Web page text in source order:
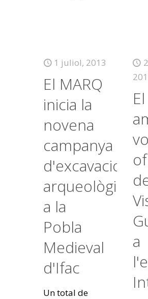
1 juliol, 2013
El MARQ
inicia la
novena
campanya
d'excavacions
a la
Pobla
Medieval
d'Ifac
Un total de
a